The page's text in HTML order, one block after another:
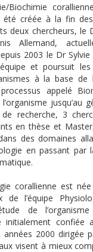
Biochimie
été créée à la fin
deux chercheurs, le
Allemand,
2003 le Dr
et poursuit les
à la base de
appelé
jusqu’au
recherche, 3
en thèse et
des domaines
en passant par
corallienne est
l’équipe
de
initialement confiée
2000 dirigée
visent à mieux